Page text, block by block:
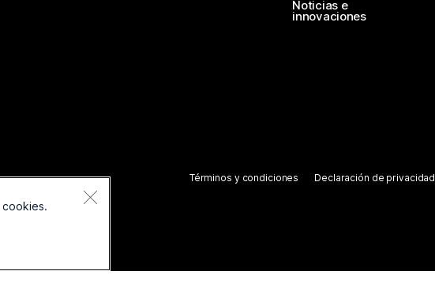
Noticias e
innovaciones
Términos y condiciones Declaración de privacidad